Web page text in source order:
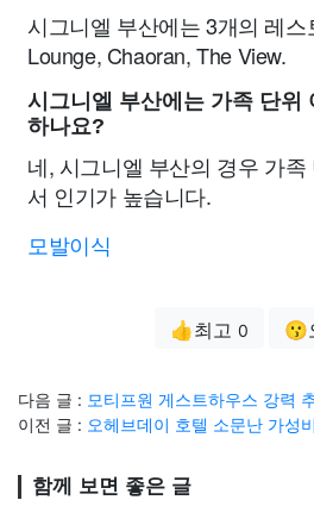
시그니엘 부산에는 3개의 레
Lounge, Chaoran, The View.
시그니엘 부산에는 가족 단위
하나요?
네, 시그니엘 부산의 경우 가
서 인기가 높습니다.
모발이식
👍최고 0 😗
다음 글 : 모티프원 게스트하우스 강력
이전 글 : 오헤브데이 호텔 소문난 가성
함께 보면 좋은 글